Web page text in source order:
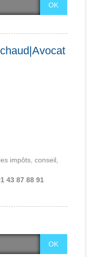
impôts, conseil,
43 87 88 91